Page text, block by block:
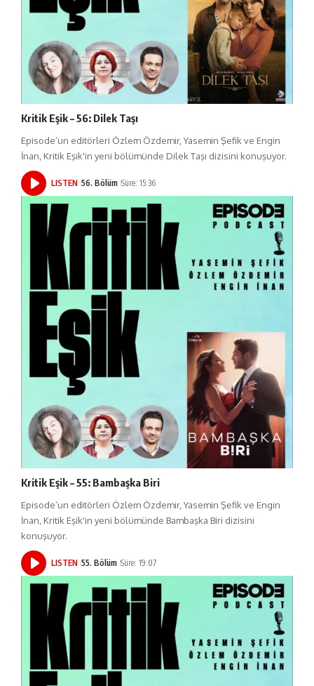
Kritik Eşik – 56: Dilek Taşı
Episode’un editörleri Özlem Özdemir, Yasemin Şefik ve Engin
İnan, Kritik Eşik'in yeni bölümünde Dilek Taşı dizisini konuşuyor.
LISTEN 56. Bölüm Süre: 15:36
Kritik Eşik – 55: Bambaşka Biri
Episode’un editörleri Özlem Özdemir, Yasemin Şefik ve Engin
İnan, Kritik Eşik'in yeni bölümünde Bambaşka Biri dizisini
konuşuyor.
LISTEN 55. Bölüm Süre: 19:07